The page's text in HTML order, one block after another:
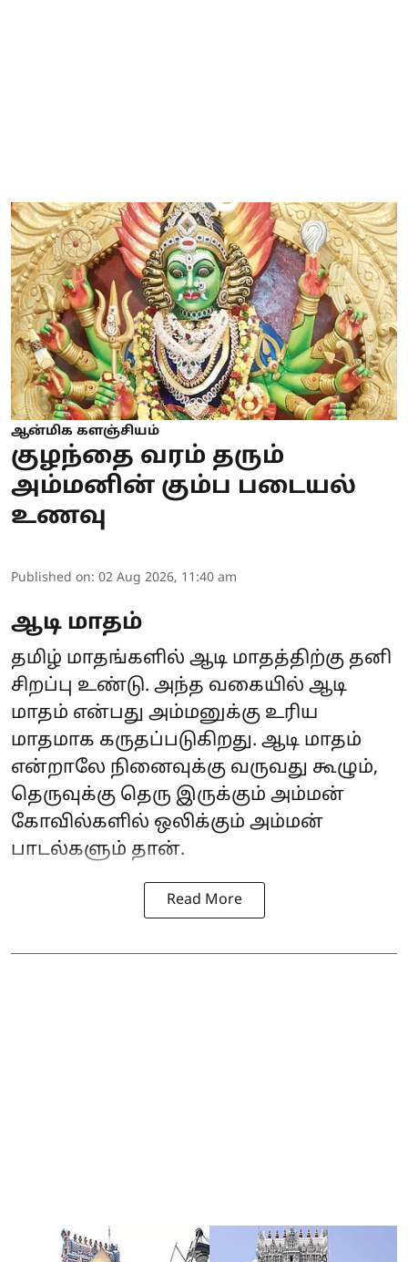
ஆன்மிக களஞ்சியம்
குழந்தை வரம் தரும்
அம்மனின் கும்ப படையல்
உணவு
Published on: 02 Aug 2026, 11:40 am
ஆடி மாதம்
தமிழ் மாதங்களில் ஆடி மாதத்திற்கு தனி
சிறப்பு உண்டு. அந்த வகையில் ஆடி
மாதம் என்பது அம்மனுக்கு உரிய
மாதமாக கருதப்படுகிறது. ஆடி மாதம்
என்றாலே நினைவுக்கு வருவது கூழும்,
தெருவுக்கு தெரு இருக்கும் அம்மன்
கோவில்களில் ஒலிக்கும் அம்மன்
பாடல்களும் தான்.
Read More